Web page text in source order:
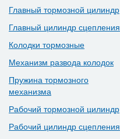
Главный тормозной цилиндр
Главный цилиндр сцепления
Колодки тормозные
Механизм развода колодок
Пружина тормозного
механизма
Рабочий тормозной цилиндр
Рабочий цилиндр сцепления